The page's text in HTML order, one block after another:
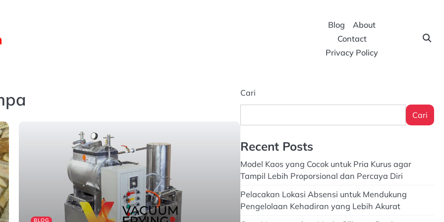
Blog
About
Contact
Privacy Policy
BLOG
Cari
Cari
Recent Posts
Model Kaos yang Cocok untuk Pria Kurus agar
Tampil Lebih Proporsional dan Percaya Diri
Pelacakan Lokasi Absensi untuk Mendukung
Pengelolaan Kehadiran yang Lebih Akurat